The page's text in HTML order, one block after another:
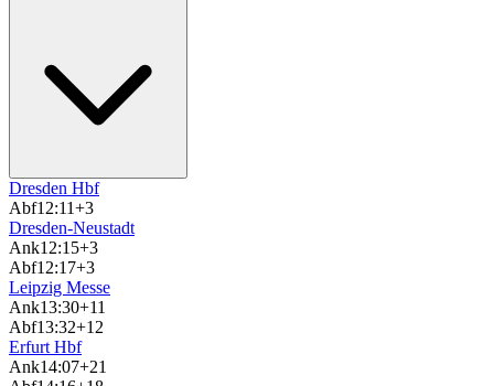
Dresden Hbf
Abf12:11+3
Dresden-Neustadt
Ank12:15+3
Abf12:17+3
Leipzig Messe
Ank13:30+11
Abf13:32+12
Erfurt Hbf
Ank14:07+21